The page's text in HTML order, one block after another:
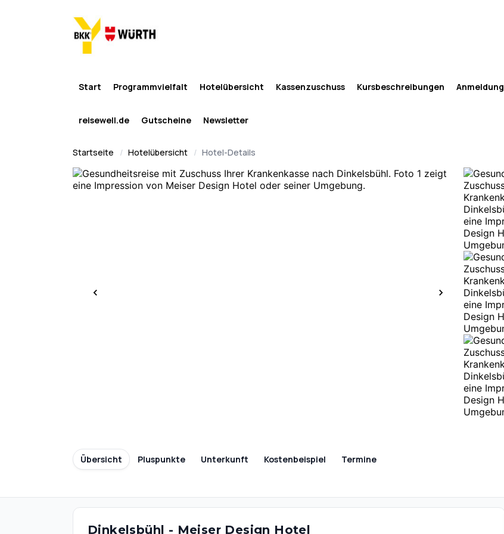
Start Programmvielfalt Hotelübersicht Kassenzuschuss Kursbeschreibungen Anmeldung
reisewell.de Gutscheine Newsletter
Startseite Hotelübersicht Hotel-Details
Übersicht Pluspunkte Unterkunft Kostenbeispiel Termine
Dinkelsbühl - Meiser Design Hotel